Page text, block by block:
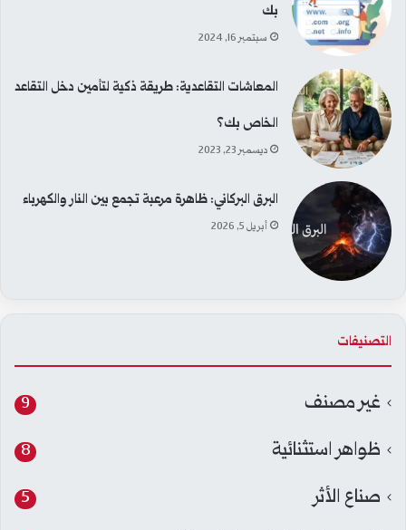
بك
سبتمبر 16, 2024
المعاشات التقاعدية: طريقة ذكية لتأمين دخل التقاعد
الخاص بك؟
ديسمبر 23, 2023
البرق البركاني: ظاهرة مرعبة تجمع بين النار والكهرباء
أبريل 5, 2026
التصنيفات
غير مصنف 9
ظواهر استثنائية 8
صناع الأثر 5